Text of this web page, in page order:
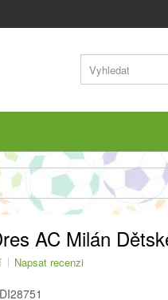
AC Milán
Napsat recenzi